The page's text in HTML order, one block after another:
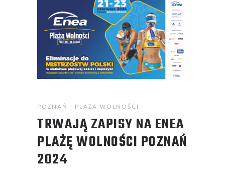
POZNAŃ - PLAŻA WOLNOŚCI
TRWAJĄ ZAPISY NA ENEA
PLAŻĘ WOLNOŚCI POZNAŃ
2024